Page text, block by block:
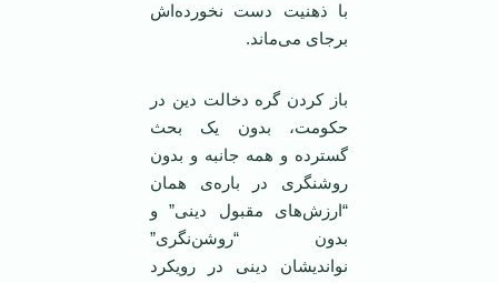
با ذهنیت دست نخورده‌اش
برجای می‌ماند.
باز کردن گره دخالت دین در
حکومت، بدون یک بحث
گسترده و همه جانبه و بدون
روشنگری در باره‌ی همان
“ارزش‌های مقبول دینی” و
بدون “روشن‌نگری”
نواندیشان دینی در رویکرد